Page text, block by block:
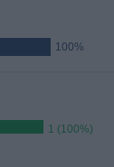
100%
1 (100%)